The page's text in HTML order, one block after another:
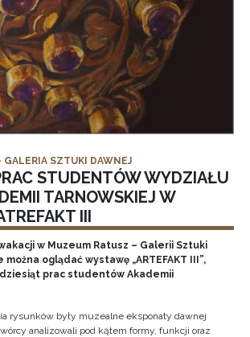
GALERIA SZTUKI DAWNEJ
STUDENTÓW WYDZIAŁU
TARNOWSKIEJ W
III
w Muzeum Ratusz – Galerii Sztuki
oglądać wystawę „ARTEFAKT III”,
prac studentów Akademii
rysunków były muzealne eksponaty dawnej
analizowali pod kątem formy, funkcji oraz